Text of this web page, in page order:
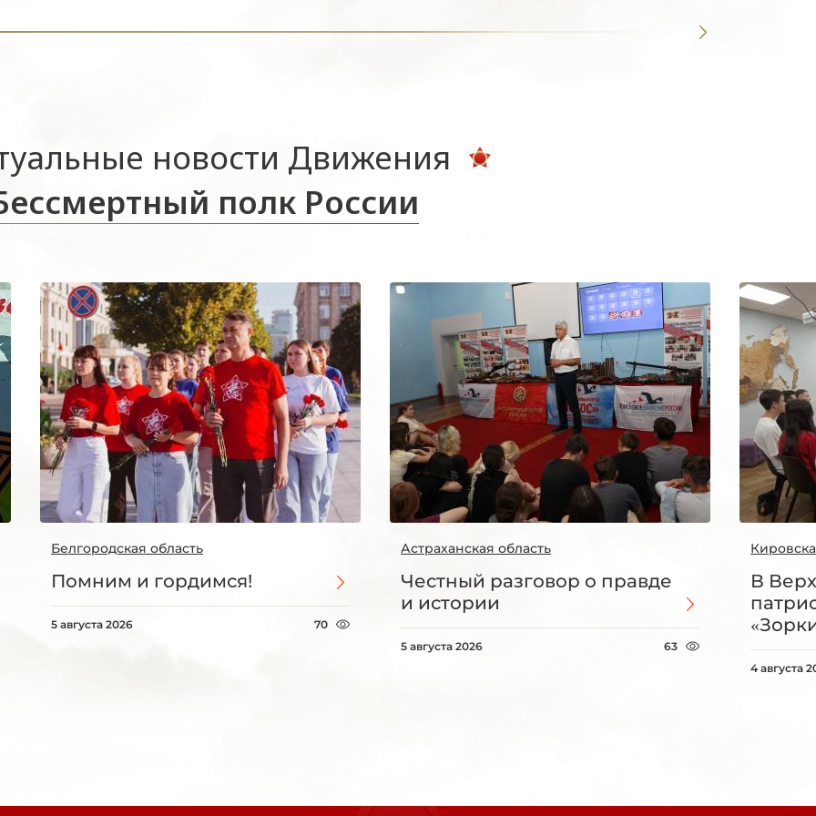
новости Движения
полк России
Белгородская область
Помним и гордимся!
5 августа 2026 70
Астраханская область
Честный разговор о правде
и истории
5 августа 2026 63
В
4 августа